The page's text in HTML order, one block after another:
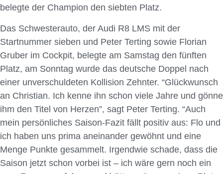
belegte der Champion den siebten Platz.
Das Schwesterauto, der Audi R8 LMS mit der
Startnummer sieben und Peter Terting sowie Florian
Gruber im Cockpit, belegte am Samstag den fünften
Platz, am Sonntag wurde das deutsche Doppel nach
einer unverschuldeten Kollision Zehnter. “Glückwunsch
an Christian. Ich kenne ihn schon viele Jahre und gönne
ihm den Titel von Herzen”, sagt Peter Terting. “Auch
mein persönliches Saison-Fazit fällt positiv aus: Flo und
ich haben uns prima aneinander gewöhnt und eine
Menge Punkte gesammelt. Irgendwie schade, dass die
Saison jetzt schon vorbei ist – ich wäre gern noch ein